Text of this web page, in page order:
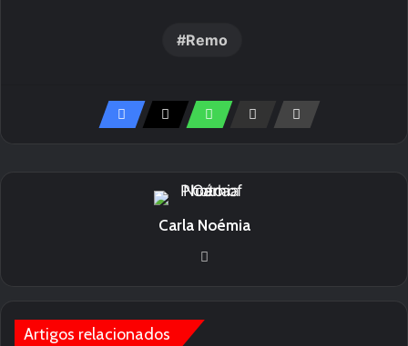
Remo
Carla Noémia
Artigos relacionados